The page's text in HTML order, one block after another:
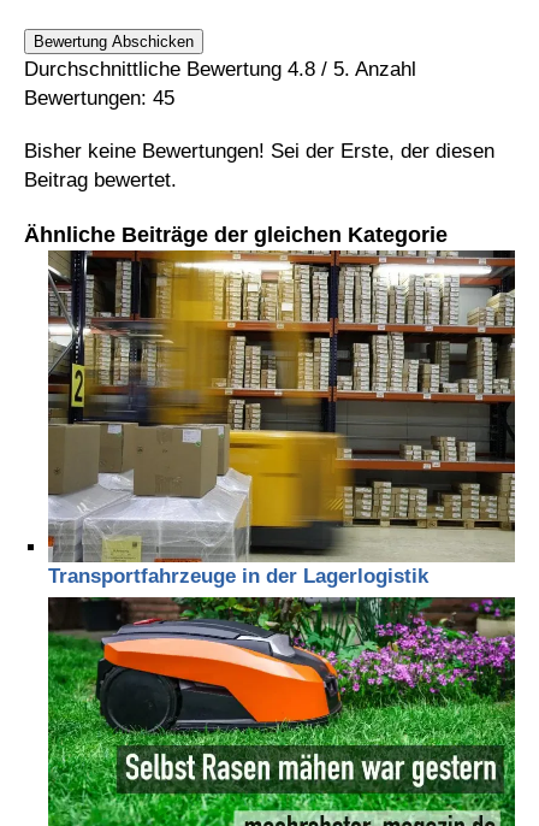
Bewertung Abschicken
Durchschnittliche Bewertung 4.8 / 5. Anzahl
Bewertungen: 45
Bisher keine Bewertungen! Sei der Erste, der diesen
Beitrag bewertet.
Ähnliche Beiträge der gleichen Kategorie
Transportfahrzeuge in der Lagerlogistik